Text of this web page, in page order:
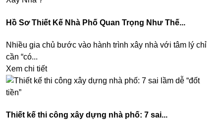
Hồ Sơ Thiết Kế Nhà Phố Quan Trọng Như Thế...
Nhiều gia chủ bước vào hành trình xây nhà với tâm lý chỉ
cần “có...
Xem chi tiết
Thiết kế thi công xây dựng nhà phố: 7 sai...